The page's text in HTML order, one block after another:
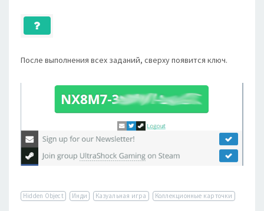
После выполнения всех заданий, сверху появится ключ.
Hidden Object Инди Казуальная игра Коллекционные карточки